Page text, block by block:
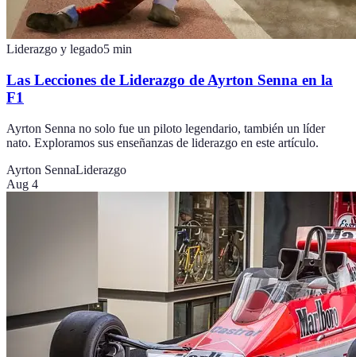
Liderazgo y legado5 min
Las Lecciones de Liderazgo de Ayrton Senna en la
F1
Ayrton Senna no solo fue un piloto legendario, también un líder
nato. Exploramos sus enseñanzas de liderazgo en este artículo.
Ayrton SennaLiderazgo
Aug 4